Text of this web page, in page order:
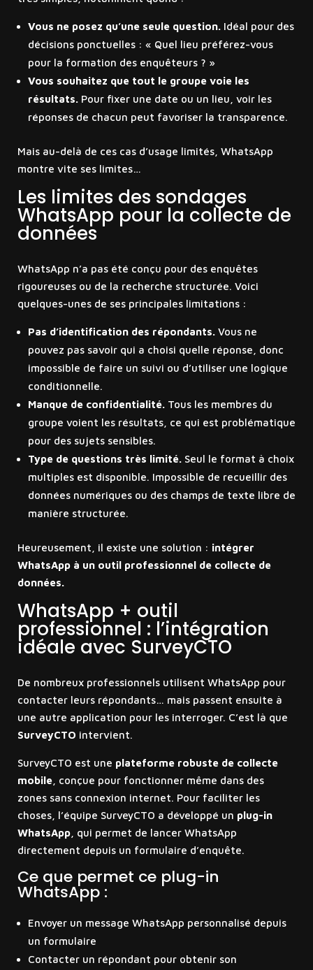
Vous ne posez qu’une seule question.Idéal pour des
décisions ponctuelles : « Quel lieu préférez-vous
pour la formation des enquêteurs ? »
Vous souhaitez que tout le groupe voie les
résultats.Pour fixer une date ou un lieu, voir les
réponses de chacun peut favoriser la transparence.
Mais au-delà de ces cas d’usage limités, WhatsApp
montre vite ses limites…
Les limites des sondages
WhatsApp pour la collecte de
données
WhatsApp n’a pas été conçu pour des enquêtes
rigoureuses ou de la recherche structurée. Voici
quelques-unes de ses principales limitations :
Pas d’identification des répondants.Vous ne
pouvez pas savoir qui a choisi quelle réponse, donc
impossible de faire un suivi ou d’utiliser une logique
conditionnelle.
Manque de confidentialité.Tous les membres du
groupe voient les résultats, ce qui est problématique
pour des sujets sensibles.
Type de questions très limité.Seul le format à choix
multiples est disponible. Impossible de recueillir des
données numériques ou des champs de texte libre de
manière structurée.
Heureusement, il existe une solution : intégrer
WhatsApp à un outil professionnel de collecte de
données.
WhatsApp + outil
professionnel : l’intégration
idéale avec SurveyCTO
De nombreux professionnels utilisent WhatsApp pour
contacter leurs répondants… mais passent ensuite à
une autre application pour les interroger. C’est là que
SurveyCTO intervient.
SurveyCTO est une plateforme robuste de collecte
mobile, conçue pour fonctionner même dans des
zones sans connexion internet. Pour faciliter les
choses, l’équipe SurveyCTO a développé un plug-in
WhatsApp, qui permet de lancer WhatsApp
directement depuis un formulaire d’enquête.
Ce que permet ce plug-in
WhatsApp :
Envoyer un message WhatsApp personnalisé depuis
un formulaire
Contacter un répondant pour obtenir son